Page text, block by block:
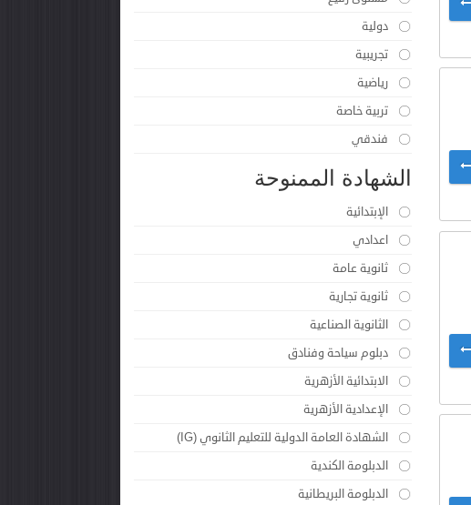
دولية
تجريبية
رياضية
تربية خاصة
فندقي
الشهادة الممنوحة
الإبتدائية
اعدادي
ثانوية عامة
ثانوية تجارية
الثانوية الصناعية
دبلوم سياحة وفنادق
الابتدائية الأزهرية
الإعدادية الأزهرية
الشهادة العامة الدولية للتعليم الثانوي (IG)
الدبلومة الكندية
الدبلومة البريطانية